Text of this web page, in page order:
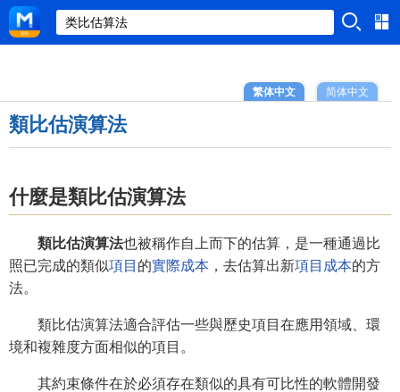
简体中文
繁体中文
類比估演算法
什麼是類比估演算法
類比估演算法也被稱作自上而下的估算，是一種通過比
照已完成的類似項目 的實際成本 ，去估算出新項目成本的方
法。
類比估演算法適合評估一些與歷史項目在應用領域、環
境和複雜度方面相似的項目。
其約束條件在於必須存在類似的具有可比性的軟體開發